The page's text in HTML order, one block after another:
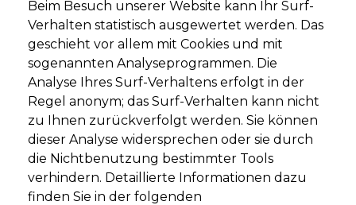
Beim Besuch unserer Website kann Ihr Surf-
Verhalten statistisch ausgewertet werden. Das
geschieht vor allem mit Cookies und mit
sogenannten Analyseprogrammen. Die
Analyse Ihres Surf-Verhaltens erfolgt in der
Regel anonym; das Surf-Verhalten kann nicht
zu Ihnen zurückverfolgt werden. Sie können
dieser Analyse widersprechen oder sie durch
die Nichtbenutzung bestimmter Tools
verhindern. Detaillierte Informationen dazu
finden Sie in der folgenden